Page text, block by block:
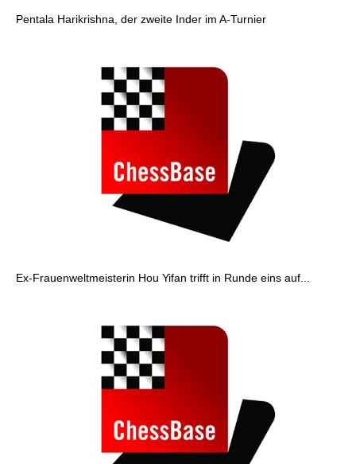
Pentala Harikrishna, der zweite Inder im A-Turnier
Ex-Frauenweltmeisterin Hou Yifan trifft in Runde eins auf...